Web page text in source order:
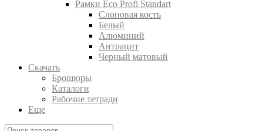
Рамки Eco Profi Standart
Слоновая кость
Белый
Алюминий
Антрацит
Черный матовый
Скачать
Брошюры
Каталоги
Рабочие тетради
Еще